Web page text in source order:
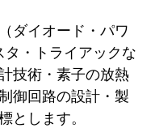
ダイオード・パワ
・トライアックな
技術・素子の放熱
御回路の設計・製
とします。